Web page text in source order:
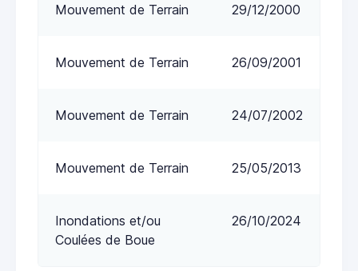
Mouvement de Terrain 29/12/2000
Mouvement de Terrain 26/09/2001
Mouvement de Terrain 24/07/2002
Mouvement de Terrain 25/05/2013
Inondations et/ou
Coulées de Boue
26/10/2024